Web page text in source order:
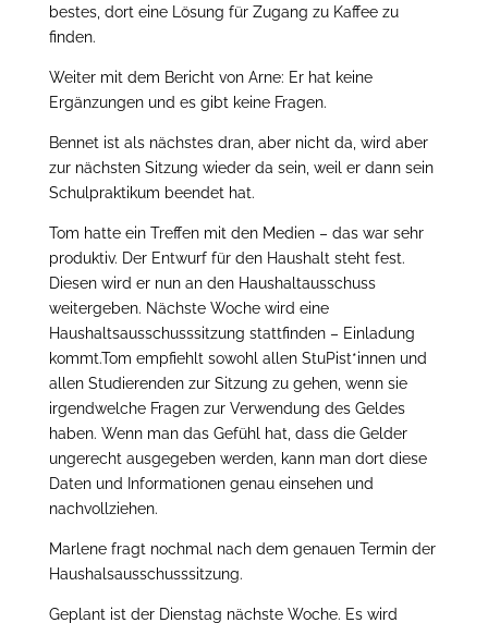
bestes, dort eine Lösung für Zugang zu Kaffee zu
finden.
Weiter mit dem Bericht von Arne: Er hat keine
Ergänzungen und es gibt keine Fragen.
Bennet ist als nächstes dran, aber nicht da, wird aber
zur nächsten Sitzung wieder da sein, weil er dann sein
Schulpraktikum beendet hat.
Tom hatte ein Treffen mit den Medien – das war sehr
produktiv. Der Entwurf für den Haushalt steht fest.
Diesen wird er nun an den Haushaltausschuss
weitergeben. Nächste Woche wird eine
Haushaltsausschusssitzung stattfinden – Einladung
kommt.Tom empfiehlt sowohl allen StuPist*innen und
allen Studierenden zur Sitzung zu gehen, wenn sie
irgendwelche Fragen zur Verwendung des Geldes
haben. Wenn man das Gefühl hat, dass die Gelder
ungerecht ausgegeben werden, kann man dort diese
Daten und Informationen genau einsehen und
nachvollziehen.
Marlene fragt nochmal nach dem genauen Termin der
Haushalsausschusssitzung.
Geplant ist der Dienstag nächste Woche. Es wird